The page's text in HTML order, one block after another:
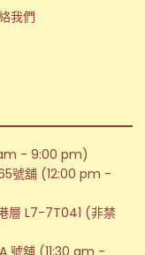
我們
am - 9:00 pm)
號舖 (12:00 pm -
層 L7-7T041 (非禁